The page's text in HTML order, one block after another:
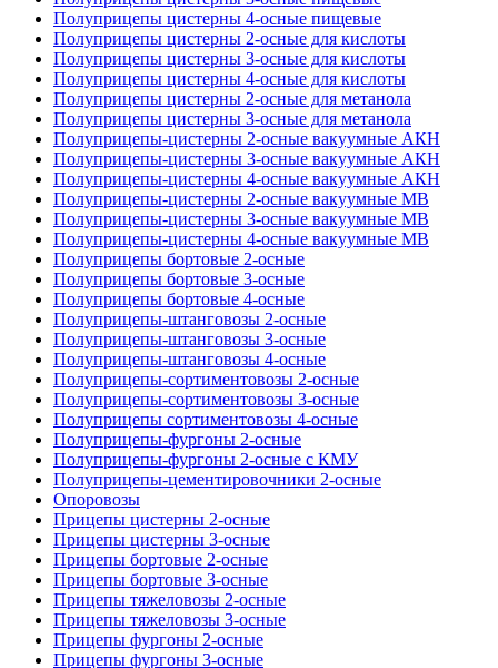
Полуприцепы цистерны 4-осные пищевые
Полуприцепы цистерны 2-осные для кислоты
Полуприцепы цистерны 3-осные для кислоты
Полуприцепы цистерны 4-осные для кислоты
Полуприцепы цистерны 2-осные для метанола
Полуприцепы цистерны 3-осные для метанола
Полуприцепы-цистерны 2-осные вакуумные АКН
Полуприцепы-цистерны 3-осные вакуумные АКН
Полуприцепы-цистерны 4-осные вакуумные АКН
Полуприцепы-цистерны 2-осные вакуумные МВ
Полуприцепы-цистерны 3-осные вакуумные МВ
Полуприцепы-цистерны 4-осные вакуумные МВ
Полуприцепы бортовые 2-осные
Полуприцепы бортовые 3-осные
Полуприцепы бортовые 4-осные
Полуприцепы-штанговозы 2-осные
Полуприцепы-штанговозы 3-осные
Полуприцепы-штанговозы 4-осные
Полуприцепы-сортиментовозы 2-осные
Полуприцепы-сортиментовозы 3-осные
Полуприцепы сортиментовозы 4-осные
Полуприцепы-фургоны 2-осные
Полуприцепы-фургоны 2-осные с КМУ
Полуприцепы-цементировочники 2-осные
Опоровозы
Прицепы цистерны 2-осные
Прицепы цистерны 3-осные
Прицепы бортовые 2-осные
Прицепы бортовые 3-осные
Прицепы тяжеловозы 2-осные
Прицепы тяжеловозы 3-осные
Прицепы фургоны 2-осные
Прицепы фургоны 3-осные